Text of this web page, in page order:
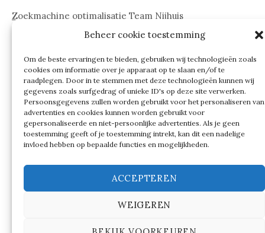
Beheer cookie toestemming
Om de beste ervaringen te bieden, gebruiken wij technologieën zoals
cookies om informatie over je apparaat op te slaan en/of te
raadplegen. Door in te stemmen met deze technologieën kunnen wij
gegevens zoals surfgedrag of unieke ID's op deze site verwerken.
Persoonsgegevens zullen worden gebruikt voor het personaliseren van
advertenties en cookies kunnen worden gebruikt voor
gepersonaliseerde en niet-persoonlijke advertenties. Als je geen
toestemming geeft of je toestemming intrekt, kan dit een nadelige
invloed hebben op bepaalde functies en mogelijkheden.
ACCEPTEREN
WEIGEREN
Zoekmachine optimalisatie Team Nijhuis